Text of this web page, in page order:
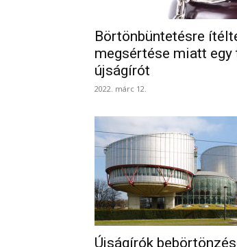
Börtönbüntetésre
megsértése miatt egy
újságírót
2022. márc 12.
Újságírók